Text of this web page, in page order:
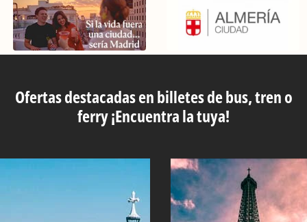
Ofertas destacadas en billetes de bus, tren o
ferry ¡Encuentra la tuya!